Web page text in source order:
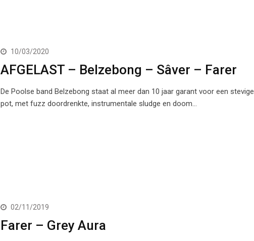
10/03/2020
AFGELAST – Belzebong – Sâver – Farer
De Poolse band Belzebong staat al meer dan 10 jaar garant voor een stevige
pot, met fuzz doordrenkte, instrumentale sludge en doom…
02/11/2019
Farer – Grey Aura